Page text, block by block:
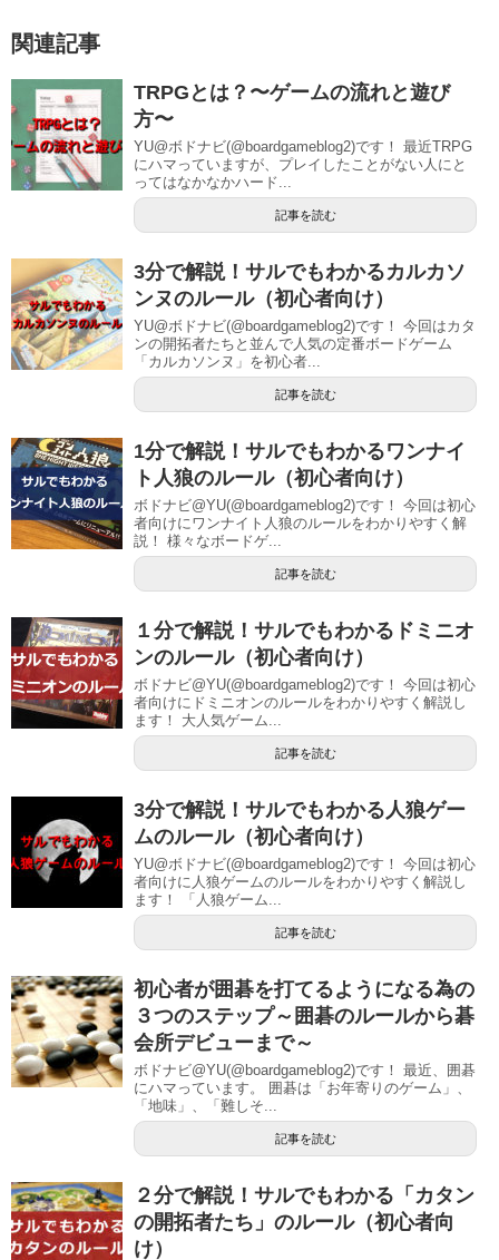
関連記事
TRPGとは？〜ゲームの流れと遊び
方〜
YU@ボドナビ(@boardgameblog2)です！ 最近TRPG
にハマっていますが、プレイしたことがない人にと
ってはなかなかハード...
記事を読む
3分で解説！サルでもわかるカルカソ
ンヌのルール（初心者向け）
YU@ボドナビ(@boardgameblog2)です！ 今回はカタ
ンの開拓者たちと並んで人気の定番ボードゲーム
「カルカソンヌ」を初心者...
記事を読む
1分で解説！サルでもわかるワンナイ
ト人狼のルール（初心者向け）
ボドナビ@YU(@boardgameblog2)です！ 今回は初心
者向けにワンナイト人狼のルールをわかりやすく解
説！ 様々なボードゲ...
記事を読む
１分で解説！サルでもわかるドミニオ
ンのルール（初心者向け）
ボドナビ@YU(@boardgameblog2)です！ 今回は初心
者向けにドミニオンのルールをわかりやすく解説し
ます！ 大人気ゲーム...
記事を読む
3分で解説！サルでもわかる人狼ゲー
ムのルール（初心者向け）
YU@ボドナビ(@boardgameblog2)です！ 今回は初心
者向けに人狼ゲームのルールをわかりやすく解説し
ます！ 「人狼ゲーム...
記事を読む
初心者が囲碁を打てるようになる為の
３つのステップ～囲碁のルールから碁
会所デビューまで～
ボドナビ@YU(@boardgameblog2)です！ 最近、囲碁
にハマっています。 囲碁は「お年寄りのゲーム」、
「地味」、「難しそ...
記事を読む
２分で解説！サルでもわかる「カタン
の開拓者たち」のルール（初心者向
け）